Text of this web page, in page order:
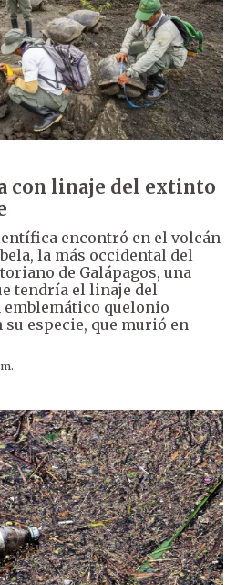
con linaje del extinto
encontró en el volcán
la más occidental del
de Galápagos, una
tendría el linaje del
emblemático quelonio
especie, que murió en